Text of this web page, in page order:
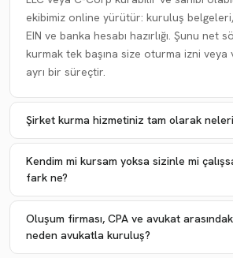
ekibimiz online yürütür: kuruluş belgeleri,
EIN ve banka hesabı hazırlığı. Şunu net
kurmak tek başına size oturma izni veya
ayrı bir süreçtir.
Şirket kurma hizmetiniz tam olarak neleri
Kendim mi kursam yoksa sizinle mi
fark ne?
Oluşum firması, CPA ve avukat
neden avukatla kuruluş?